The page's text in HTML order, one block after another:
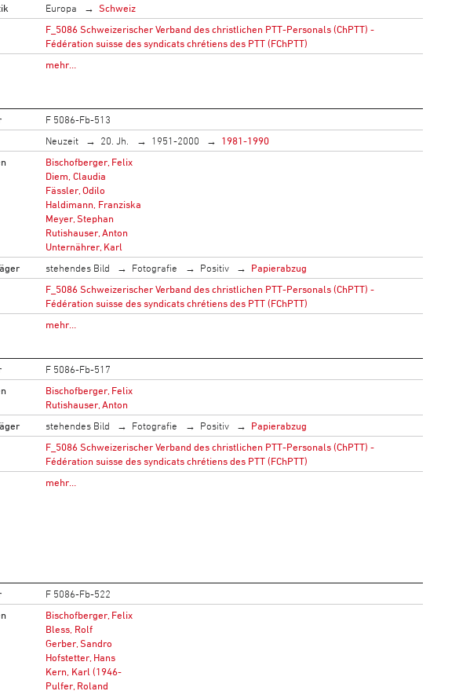
Europa
Schweiz
F_5086 Schweizerischer Verband des christlichen PTT-Personals (ChPTT) -
Fédération suisse des syndicats chrétiens des PTT (FChPTT)
mehr…
F 5086-Fb-513
Neuzeit 20. Jh. 1951-2000
1981-1990
Bischofberger, Felix
Diem, Claudia
Fässler, Odilo
Haldimann, Franziska
Meyer, Stephan
Rutishauser, Anton
Unternährer, Karl
stehendes Bild Fotografie Positiv
Papierabzug
F_5086 Schweizerischer Verband des christlichen PTT-Personals (ChPTT) -
Fédération suisse des syndicats chrétiens des PTT (FChPTT)
mehr…
F 5086-Fb-517
Bischofberger, Felix
Rutishauser, Anton
stehendes Bild Fotografie Positiv
Papierabzug
F_5086 Schweizerischer Verband des christlichen PTT-Personals (ChPTT) -
Fédération suisse des syndicats chrétiens des PTT (FChPTT)
mehr…
F 5086-Fb-522
Bischofberger, Felix
Bless, Rolf
Gerber, Sandro
Hofstetter, Hans
Kern, Karl (1946-
Pulfer, Roland